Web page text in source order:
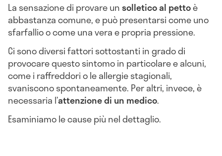
La sensazione di provare unsolletico al pettoè
abbastanza comune, e può presentarsi come uno
sfarfallio o come una vera e propria pressione.
Ci sono diversi fattori sottostanti in grado di
provocare questo sintomo in particolare e alcuni,
come i raffreddori o le allergie stagionali,
svaniscono spontaneamente. Per altri, invece, è
necessaria l’attenzione di un medico.
Esaminiamo le cause più nel dettaglio.